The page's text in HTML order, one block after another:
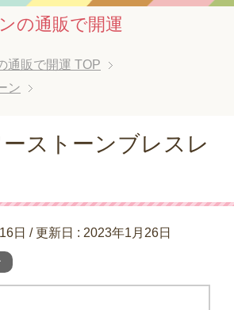
の通販で開運
通販で開運 TOP
ン
ストーンブレスレ
日 / 更新日 : 2023年1月26日